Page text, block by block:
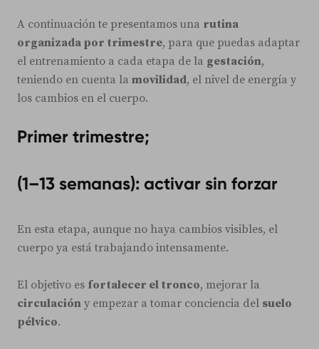
A continuación te presentamos una rutina
organizada por trimestre, para que puedas adaptar
el entrenamiento a cada etapa de la gestación,
teniendo en cuenta la movilidad, el nivel de energía y
los cambios en el cuerpo.
Primer trimestre;
(1–13 semanas): activar sin forzar
En esta etapa, aunque no haya cambios visibles, el
cuerpo ya está trabajando intensamente.
El objetivo es fortalecer el tronco, mejorar la
circulación y empezar a tomar conciencia del suelo
pélvico.